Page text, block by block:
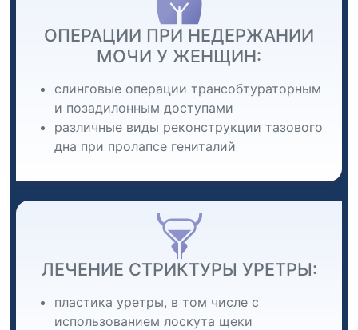
ОПЕРАЦИИ ПРИ НЕДЕРЖАНИИ
МОЧИ У ЖЕНЩИН:
слинговые операции трансобтураторным
и позадилонным доступами
различные виды реконструкции тазового
дна при пролапсе гениталий
ЛЕЧЕНИЕ СТРИКТУРЫ УРЕТРЫ:
пластика уретры, в том числе с
использованием лоскута щеки